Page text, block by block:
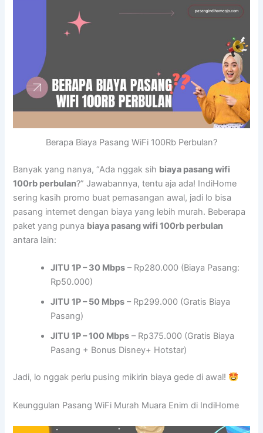
Berapa Biaya Pasang WiFi 100Rb Perbulan?
Banyak yang nanya, “Ada nggak sih biaya pasang wifi
100rb perbulan?” Jawabannya, tentu aja ada! IndiHome
sering kasih promo buat pemasangan awal, jadi lo bisa
pasang internet dengan biaya yang lebih murah. Beberapa
paket yang punya biaya pasang wifi 100rb perbulan
antara lain:
JITU 1P – 30 Mbps – Rp280.000 (Biaya Pasang:
Rp50.000)
JITU 1P – 50 Mbps – Rp299.000 (Gratis Biaya
Pasang)
JITU 1P – 100 Mbps – Rp375.000 (Gratis Biaya
Pasang + Bonus Disney+ Hotstar)
Jadi, lo nggak perlu pusing mikirin biaya gede di awal!
Keunggulan Pasang WiFi Murah Muara Enim di IndiHome